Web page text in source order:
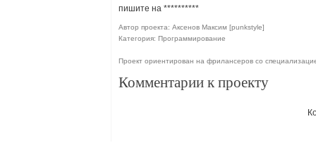
пишите на **********
Автор проекта: Аксенов Максим [punkstyle]
Категория: Программирование
Проект ориентирован на фрилансеров со
Комментарии к проекту